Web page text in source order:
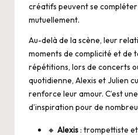
créatifs peuvent se
mutuellement.
Au-delà de la scène, leur
moments de complicité et de
répétitions, lors de concerts
quotidienne, Alexis et Julien
renforce leur amour. C’est
d’inspiration pour de
🔸 Alexis: trompettiste